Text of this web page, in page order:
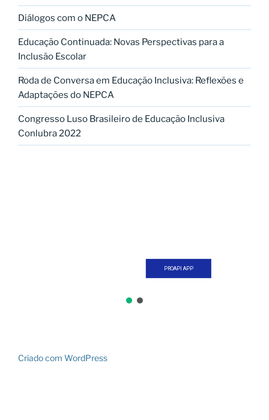
Diálogos com o NEPCA
Educação Continuada: Novas Perspectivas para a
Inclusão Escolar
Roda de Conversa em Educação Inclusiva: Reflexões e
Adaptações do NEPCA
Congresso Luso Brasileiro de Educação Inclusiva
Conlubra 2022
PROAPI APP
Criado com WordPress